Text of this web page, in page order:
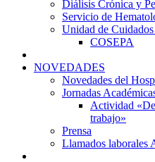
Diálisis Crónica y
Servicio de
Unidad de
COSEPA
NOVEDADES
Novedades del
Jornadas
Actividad
trabajo»
Prensa
Llamados laborales